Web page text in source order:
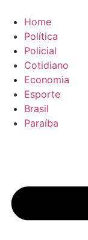
para
conteúdo
Home
Política
Policial
Cotidiano
Economia
Esporte
Brasil
Paraíba